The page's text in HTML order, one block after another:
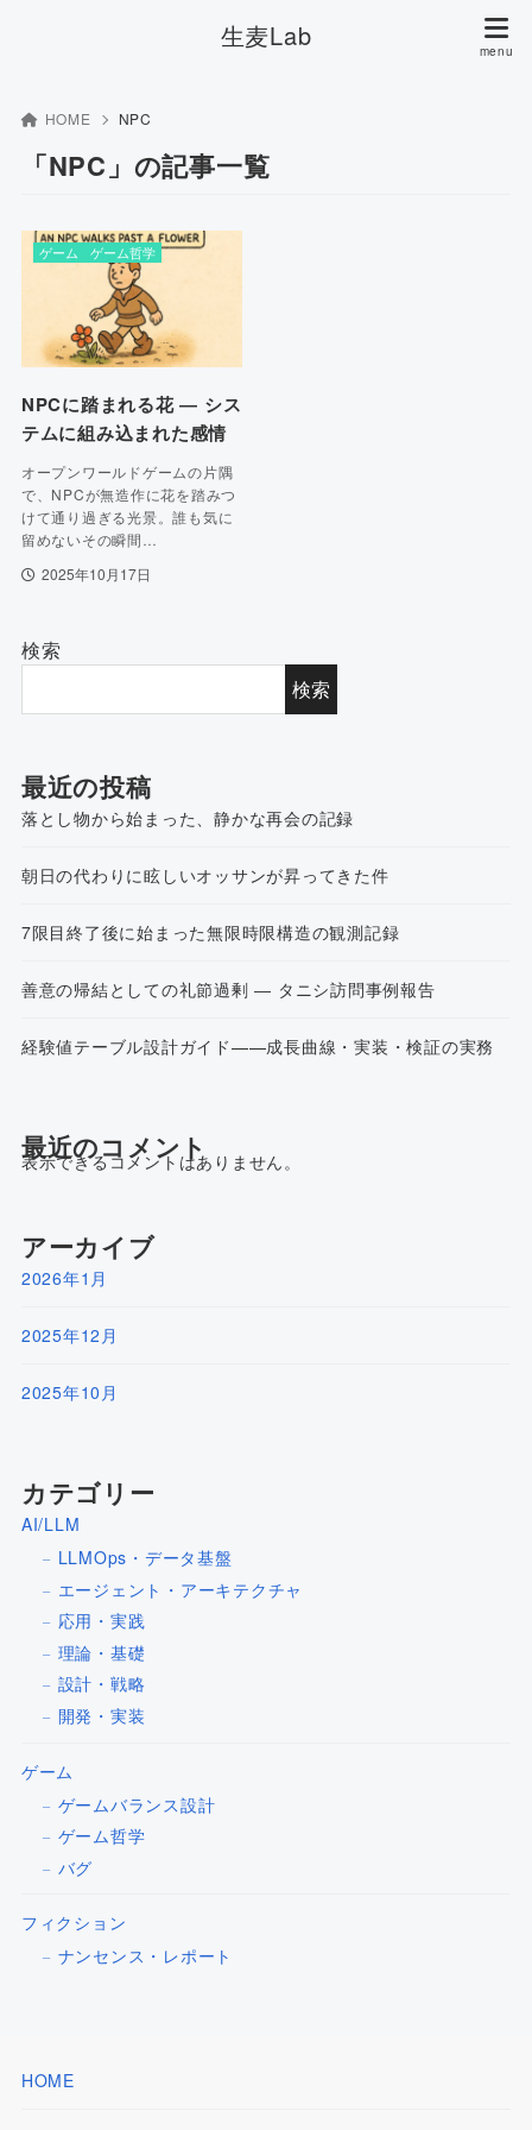
生麦Lab
HOME NPC
「NPC」の記事一覧
NPCに踏まれる花 ― シス
テムに組み込まれた感情
オープンワールドゲームの片隅
で、NPCが無造作に花を踏みつ
けて通り過ぎる光景。誰も気に
留めないその瞬間…
2025年10月17日
ゲーム ゲーム哲学
検索
検索
最近の投稿
落とし物から始まった、静かな再会の記録
朝日の代わりに眩しいオッサンが昇ってきた件
7限目終了後に始まった無限時限構造の観測記録
善意の帰結としての礼節過剰 ― タニシ訪問事例報告
経験値テーブル設計ガイド——成長曲線・実装・検証の実務
最近のコメント
表示できるコメントはありません。
アーカイブ
2026年1月
2025年12月
2025年10月
カテゴリー
AI/LLM
LLMOps・データ基盤
エージェント・アーキテクチャ
応用・実践
理論・基礎
設計・戦略
開発・実装
ゲーム
ゲームバランス設計
ゲーム哲学
バグ
フィクション
ナンセンス・レポート
HOME